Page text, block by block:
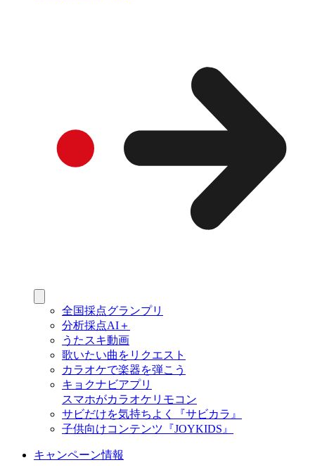
全国採点グランプリ
分析採点AI＋
うたスキ動画
歌いたい曲をリクエスト
カラオケで楽器を弾こう
キョクナビアプリ
スマホがカラオケリモコン
サビだけを気持ちよく『サビカラ』
子供向けコンテンツ『JOYKIDS』
キャンペーン情報